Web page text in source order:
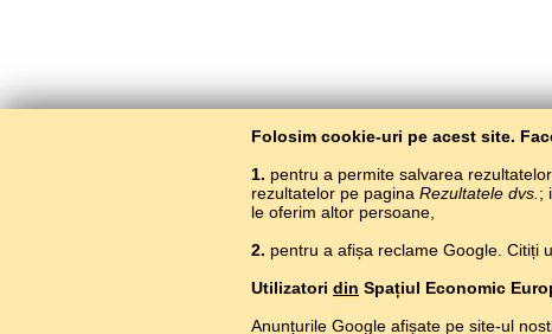
Folosim cookie-uri pe acest site.
1. pentru a permite salvarea
rezultatelor pe pagina Rezultatele dvs. ;
le oferim altor persoane,
2. pentru a afișa reclame Google. Citiți
Utilizatori din Spațiul Economic
Anunțurile Google afișate pe site-ul